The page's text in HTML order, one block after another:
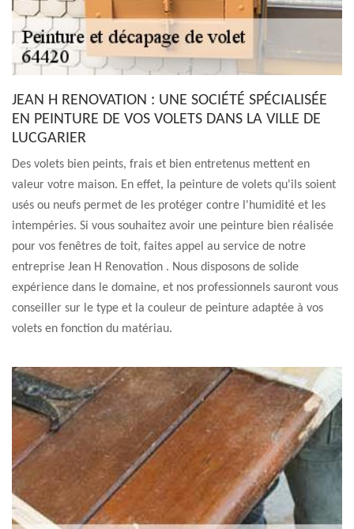
JEAN H RENOVATION : UNE SOCIÉTÉ SPÉCIALISÉE
EN PEINTURE DE VOS VOLETS DANS LA VILLE DE
LUCGARIER
Des volets bien peints, frais et bien entretenus mettent en
valeur votre maison. En effet, la peinture de volets qu'ils soient
usés ou neufs permet de les protéger contre l'humidité et les
intempéries. Si vous souhaitez avoir une peinture bien réalisée
pour vos fenêtres de toit, faites appel au service de notre
entreprise Jean H Renovation . Nous disposons de solide
expérience dans le domaine, et nos professionnels sauront vous
conseiller sur le type et la couleur de peinture adaptée à vos
volets en fonction du matériau.